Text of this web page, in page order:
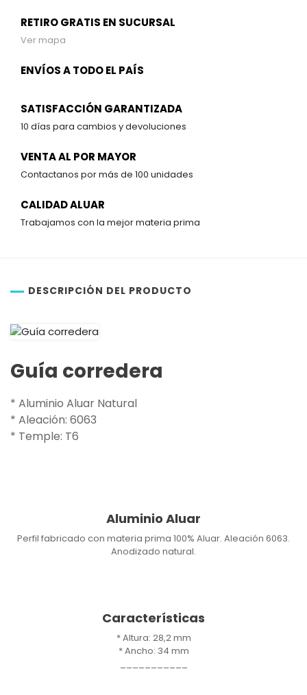
RETIRO GRATIS EN SUCURSAL
Ver mapa
ENVÍOS A TODO EL PAÍS
SATISFACCIÓN GARANTIZADA
10 días para cambios y devoluciones
VENTA AL POR MAYOR
Contactanos por más de 100 unidades
CALIDAD ALUAR
Trabajamos con la mejor materia prima
DESCRIPCIÓN DEL PRODUCTO
Guía corredera
* Aluminio Aluar Natural
* Aleación: 6063
* Temple: T6
Aluminio Aluar
Perfil fabricado con materia prima 100% Aluar. Aleación 6063.
Anodizado natural.
Características
* Altura: 28,2 mm
* Ancho: 34 mm